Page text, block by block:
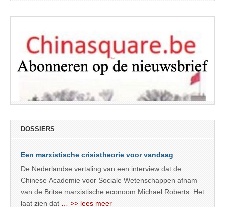
DOSSIERS
Een marxistische crisistheorie voor vandaag
De Nederlandse vertaling van een interview dat de
Chinese Academie voor Sociale Wetenschappen afnam
van de Britse marxistische econoom Michael Roberts. Het
laat zien dat
… >> lees meer